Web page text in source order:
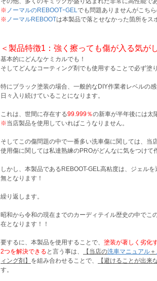
※ ノーマルのREBOOTｰGELでも問題ありませんがこち
※ ノーマルREBOOTは本製品で落とせなかった箇所をス
＜製品特徴1：強く擦っても傷が入る気が
基本的にどんなケミカルでも！
そしてどんなコーティング剤でも使用することで必ず塗
特にブラック塗装の場合、一般的なDIY作業者レベルの
日々入り続けていることになります。
これは、世間に存在する99.999％の新車が半年後には太
※当店製品を使用していればこうなりません。
そしてこの傷問題の中で一番多い洗車傷に関しては、当
使用傷に関しては私達熟練のPROがどんなに気をつけて
しかし、本製品であるREBOOT-GEL高粘度は、ジェル
無となります！
繰り返します。
昭和から令和の現在までのカーディテイル歴史の中で
在となります！！
要するに、本製品を使用することで、 塗装が著しく劣化
2つを解決できる と言う事は、 【当店の洗車マニュアル ＋
ィング剤】 を組み合わせることで、 【避けることが出来
す。